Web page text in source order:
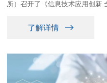
所）召开了《信息技术应用创新
超云等企业专家参与了此次研讨会
了解详情